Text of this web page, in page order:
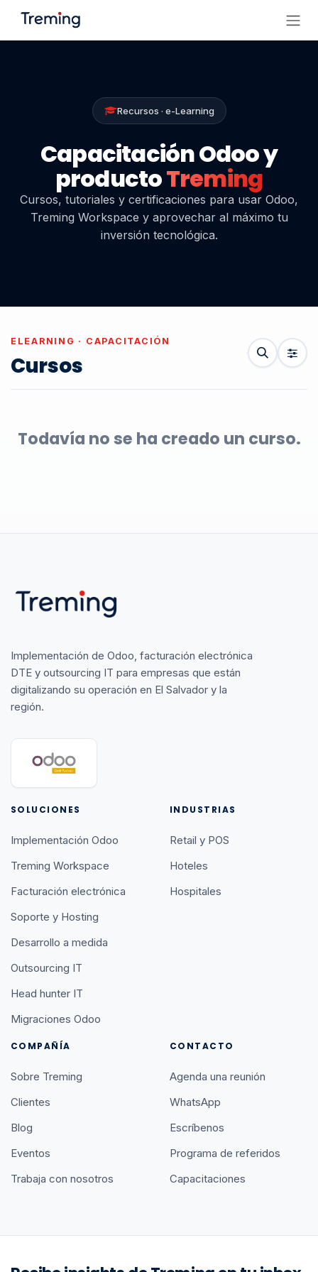
Ir al contenido
Recursos · e-Learning
Capacitación Odoo y
productoTreming
Cursos, tutoriales y certificaciones para usar Odoo,
Treming Workspace y aprovechar al máximo tu
inversión tecnológica.
Cursos
Todavía no se ha creado un curso.
Implementación de Odoo, facturación electrónica
DTE y outsourcing IT para empresas que están
digitalizando su operación en El Salvador y la
región.
SOLUCIONES
Implementación Odoo
Treming Workspace
Facturación electrónica
Soporte y Hosting
Desarrollo a medida
Outsourcing IT
Head hunter IT
Migraciones Odoo
INDUSTRIAS
Retail y POS
Hoteles
Hospitales
COMPAÑÍA
Sobre Treming
Clientes
Blog
Eventos
Trabaja con nosotros
CONTACTO
Agenda una reunión
WhatsApp
Escríbenos
Programa de referidos
Capacitaciones